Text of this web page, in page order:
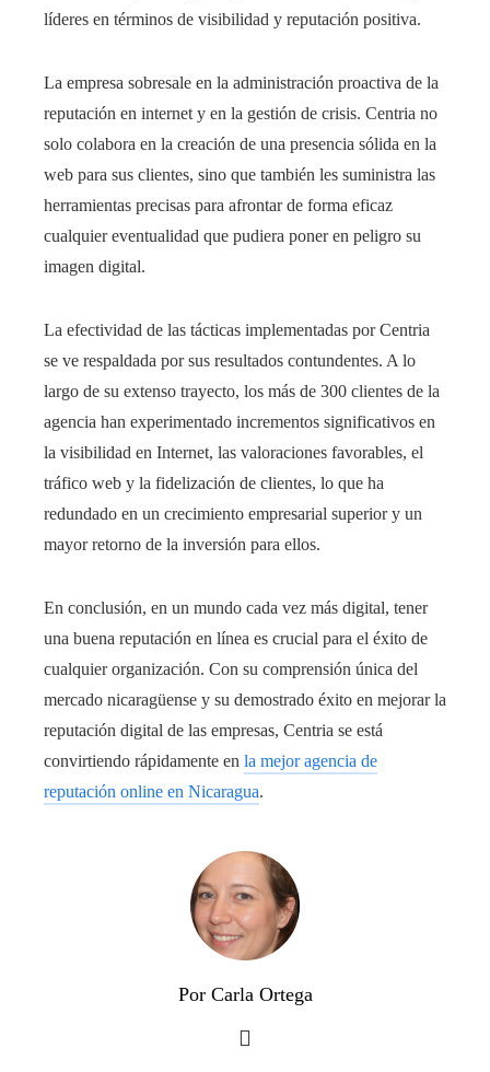
líderes en términos de visibilidad y reputación positiva.
La empresa sobresale en la administración proactiva de la
reputación en internet y en la gestión de crisis. Centria no
solo colabora en la creación de una presencia sólida en la
web para sus clientes, sino que también les suministra las
herramientas precisas para afrontar de forma eficaz
cualquier eventualidad que pudiera poner en peligro su
imagen digital.
La efectividad de las tácticas implementadas por Centria
se ve respaldada por sus resultados contundentes. A lo
largo de su extenso trayecto, los más de 300 clientes de la
agencia han experimentado incrementos significativos en
la visibilidad en Internet, las valoraciones favorables, el
tráfico web y la fidelización de clientes, lo que ha
redundado en un crecimiento empresarial superior y un
mayor retorno de la inversión para ellos.
En conclusión, en un mundo cada vez más digital, tener
una buena reputación en línea es crucial para el éxito de
cualquier organización. Con su comprensión única del
mercado nicaragüense y su demostrado éxito en mejorar la
reputación digital de las empresas, Centria se está
convirtiendo rápidamente en la mejor agencia de
reputación online en Nicaragua.
Por Carla Ortega